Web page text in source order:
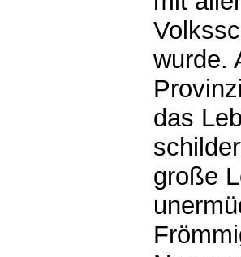
wurde.
das
große